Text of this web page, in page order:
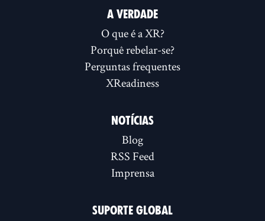
A VERDADE
O que é a XR?
Porquê rebelar-se?
Perguntas frequentes
XReadiness
NOTÍCIAS
Blog
RSS Feed
Imprensa
SUPORTE GLOBAL